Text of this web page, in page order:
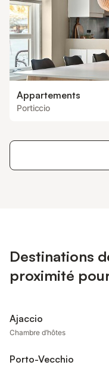
Appartements
Porticcio
Destinations
proximité
Ajaccio
Chambre d’hôtes
Porto-Vecchio